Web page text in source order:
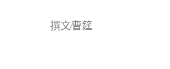
撰文∕曹筳